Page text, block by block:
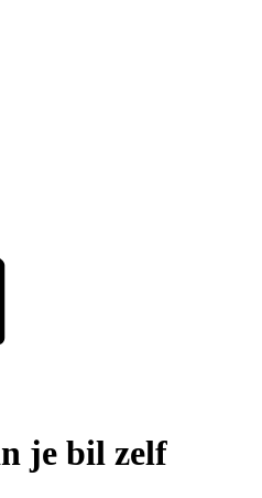
je bil zelf